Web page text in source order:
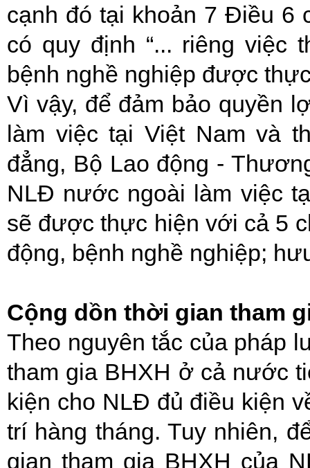
cạnh đó tại khoản 7 Điều 6
có quy định “... riêng việc
bệnh nghề nghiệp được
Vì vậy, để đảm bảo quyền
làm việc tại Việt Nam và
đẳng, Bộ Lao động -
NLĐ nước ngoài làm việc
sẽ được thực hiện với cả 5
động, bệnh nghề nghiệp;
Cộng dồn thời gian tham
Theo nguyên tắc của pháp
tham gia BHXH ở cả nước
kiện cho NLĐ đủ điều kiện
trí hàng tháng. Tuy nhiên,
gian tham gia BHXH của